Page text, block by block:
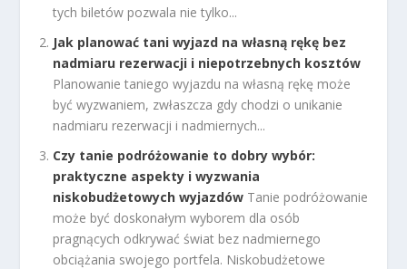
tych biletów pozwala nie tylko...
Jak planować tani wyjazd na własną rękę bez
nadmiaru rezerwacji i niepotrzebnych kosztów
Planowanie taniego wyjazdu na własną rękę może
być wyzwaniem, zwłaszcza gdy chodzi o unikanie
nadmiaru rezerwacji i nadmiernych...
Czy tanie podróżowanie to dobry wybór:
praktyczne aspekty i wyzwania
niskobudżetowych wyjazdów Tanie podróżowanie
może być doskonałym wyborem dla osób
pragnących odkrywać świat bez nadmiernego
obciążania swojego portfela. Niskobudżetowe